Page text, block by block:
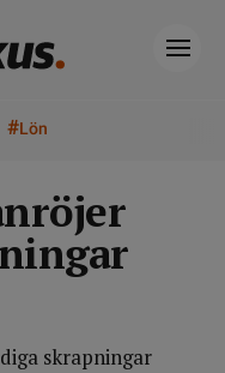
#Lön
skrapningar